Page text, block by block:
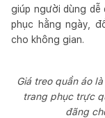
giúp người dùng dễ
phục hằng ngày,
cho không gian.
Giá treo quần áo
trang phục trực
đãng